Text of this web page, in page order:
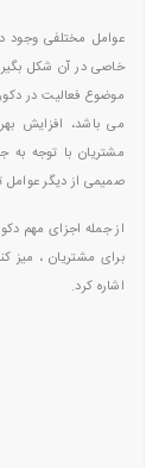
عوامل مختلفی وجود
خاصی در آن شکل
موضوع فعالیت در
می باشد، افزایش
مشتریان با توجه به
صمیمی از دیگر عوامل
از جمله اجزای مهم
برای مشتریان ، میز
اشاره کرد.